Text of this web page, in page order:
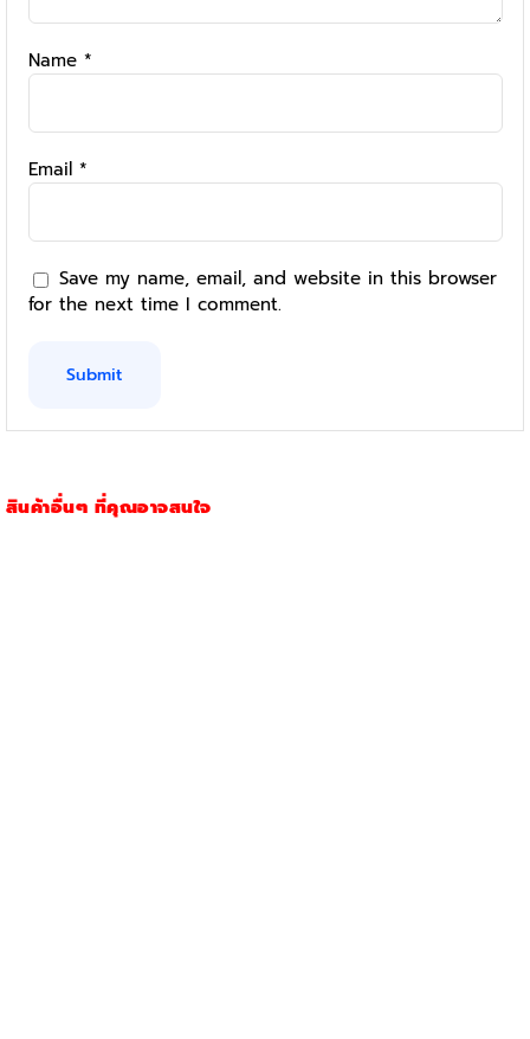
Name *
Email *
Save my name, email, and website in this browser
for the next time I comment.
สินค้าอื่นๆ ที่คุณอาจสนใจ